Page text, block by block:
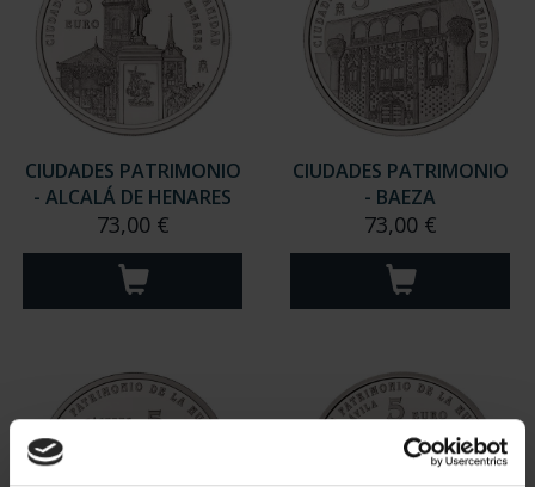
CIUDADES PATRIMONIO
- ALCALÁ DE HENARES
73,00 €
CIUDADES PATRIMONIO
- BAEZA
73,00 €